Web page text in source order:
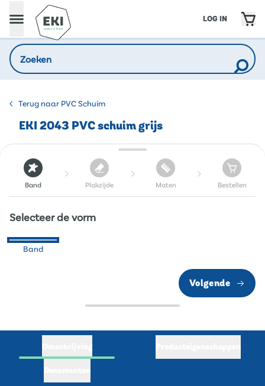
LOG IN
Terug naar PVC Schuim
EKI 2043 PVC schuim grijs
Band Plakzijde Maten Bestellen
Selecteer de vorm
Band
Volgende